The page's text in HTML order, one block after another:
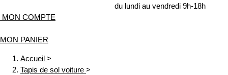
du lundi au vendredi 9h-18h
MON COMPTE
MON PANIER
Accueil >
Tapis de sol voiture >